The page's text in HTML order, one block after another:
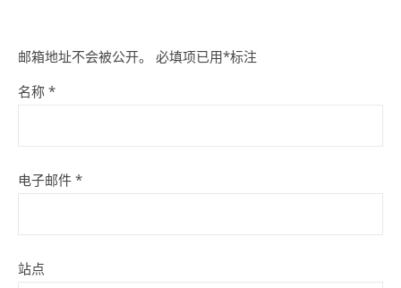
邮箱地址不会被公开。 必填项已用*标注
名称 *
电子邮件 *
站点